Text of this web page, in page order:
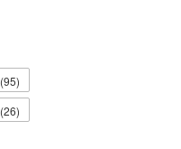
(95)
(26)